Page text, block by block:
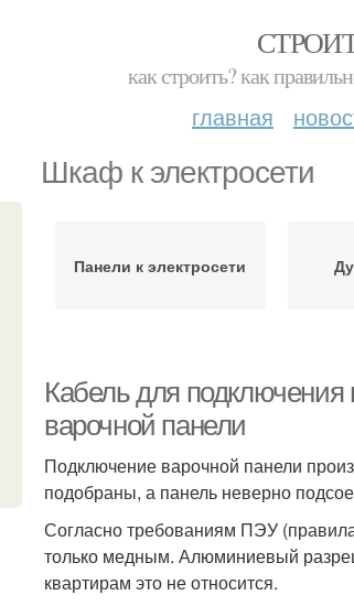
как строить? как
главная
Шкаф к электросети
Панели к электросети
Кабель для подключения
варочной панели
Подключение варочной панели
подобраны, а панель неверно
Согласно требованиям ПЭУ
только медным. Алюминиевый
квартирам это не относится.